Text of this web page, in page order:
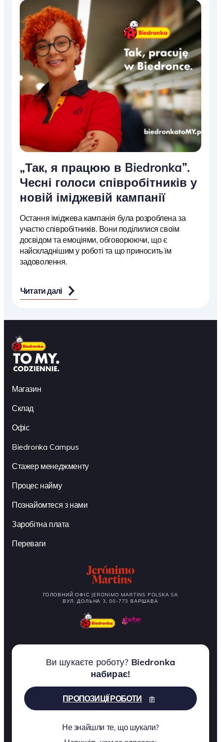
„Так, я працюю в Biedronka”.
Чесні голоси співробітників у
новій іміджевій кампанії
Остання іміджева кампанія була розроблена за
участю співробітників. Вони поділилися своїм
досвідом та емоціями, обговорюючи, що є
найскладнішим у роботі та що приносить їм
задоволення.
Читати далі
Магазин
Склад
Офіс
Biedronka Campus
Стажер менеджменту
Процес найму
Познайомтеся з нами
Заробітна плата
Переваги
ГОЛОВНИЙ ОФІС JERONIMO MARTINS POLSKA SA
ВУЛ. ДОЛЬНА 3, 00-773 ВАРШАВА
Ви шукаєте роботу? Biedronka
набирає!
ПРОПОЗИЦІЇ РОБОТИ
Не знайшли те, що шукали?